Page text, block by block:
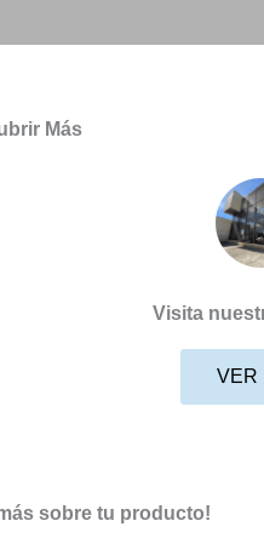
Más
Visita
VER
sobre tu producto!